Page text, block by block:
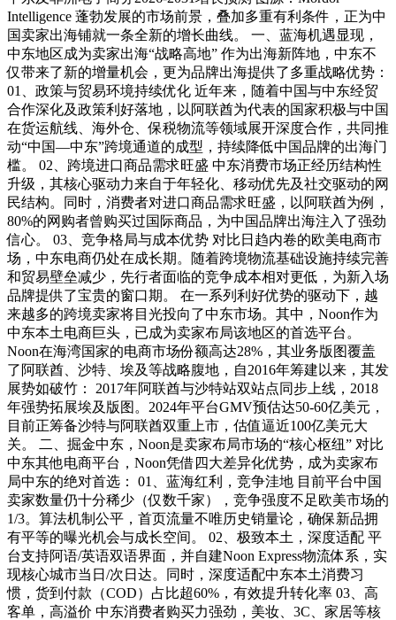
Intelligence 蓬勃发展的市场前景，叠加多重有利条件，正为中
国卖家出海铺就一条全新的增长曲线。 一、蓝海机遇显现，
中东地区成为卖家出海“战略高地” 作为出海新阵地，中东不
仅带来了新的增量机会，更为品牌出海提供了多重战略优势：
01、政策与贸易环境持续优化 近年来，随着中国与中东经贸
合作深化及政策利好落地，以阿联酋为代表的国家积极与中国
在货运航线、海外仓、保税物流等领域展开深度合作，共同推
动“中国—中东”跨境通道的成型，持续降低中国品牌的出海门
槛。 02、跨境进口商品需求旺盛 中东消费市场正经历结构性
升级，其核心驱动力来自于年轻化、移动优先及社交驱动的网
民结构。同时，消费者对进口商品需求旺盛，以阿联酋为例，
80%的网购者曾购买过国际商品，为中国品牌出海注入了强劲
信心。 03、竞争格局与成本优势 对比日趋内卷的欧美电商市
场，中东电商仍处在成长期。随着跨境物流基础设施持续完善
和贸易壁垒减少，先行者面临的竞争成本相对更低，为新入场
品牌提供了宝贵的窗口期。 在一系列利好优势的驱动下，越
来越多的跨境卖家将目光投向了中东市场。其中，Noon作为
中东本土电商巨头，已成为卖家布局该地区的首选平台。
Noon在海湾国家的电商市场份额高达28%，其业务版图覆盖
了阿联酋、沙特、埃及等战略腹地，自2016年筹建以来，其发
展势如破竹： 2017年阿联酋与沙特站双站点同步上线，2018
年强势拓展埃及版图。2024年平台GMV预估达50-60亿美元，
目前正筹备沙特与阿联酋双重上市，估值逼近100亿美元大
关。 二、掘金中东，Noon是卖家布局市场的“核心枢纽” 对比
中东其他电商平台，Noon凭借四大差异化优势，成为卖家布
局中东的绝对首选： 01、蓝海红利，竞争洼地 目前平台中国
卖家数量仍十分稀少（仅数千家），竞争强度不足欧美市场的
1/3。算法机制公平，首页流量不唯历史销量论，确保新品拥
有平等的曝光机会与成长空间。 02、极致本土，深度适配 平
台支持阿语/英语双语界面，并自建Noon Express物流体系，实
现核心城市当日/次日达。同时，深度适配中东本土消费习
惯，货到付款（COD）占比超60%，有效提升转化率 03、高
客单，高溢价 中东消费者购买力强劲，美妆、3C、家居等核